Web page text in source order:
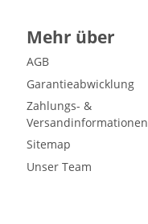
Mehr über
AGB
Garantieabwicklung
Zahlungs- &
Versandinformationen
Sitemap
Unser Team